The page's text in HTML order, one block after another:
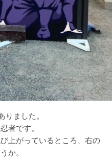
りました。
者です。
上がっているところ、右の
か。